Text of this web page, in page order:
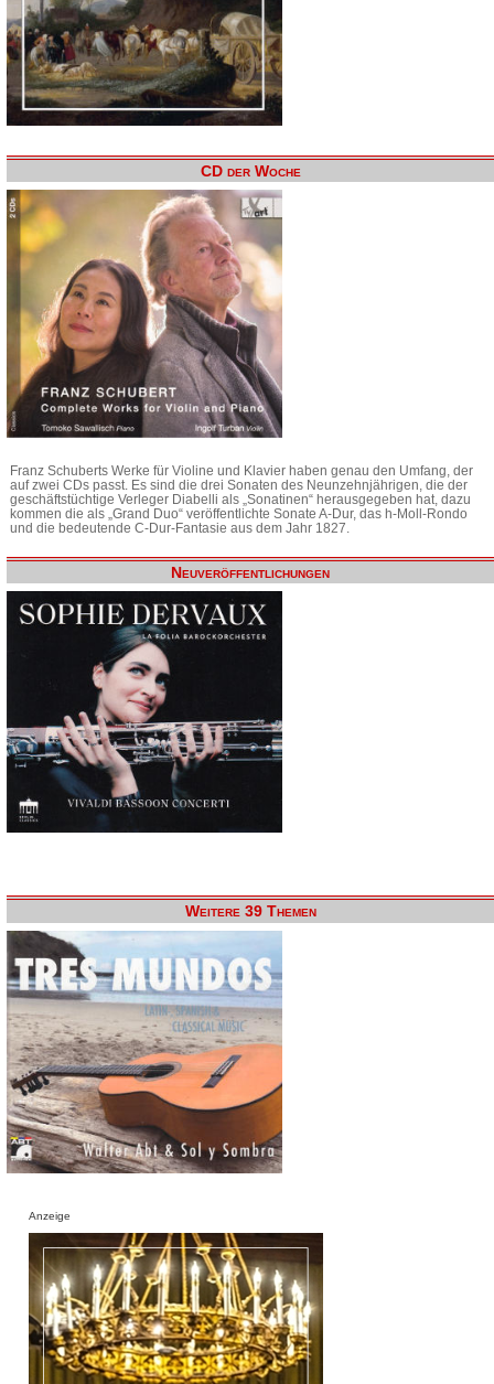
CD der Woche
Franz Schuberts Werke für Violine und Klavier haben genau den Umfang, der
auf zwei CDs passt. Es sind die drei Sonaten des Neunzehnjährigen, die der
geschäftstüchtige Verleger Diabelli als „Sonatinen“ herausgegeben hat, dazu
kommen die als „Grand Duo“ veröffentlichte Sonate A-Dur, das h-Moll-Rondo
und die bedeutende C-Dur-Fantasie aus dem Jahr 1827.
Neuveröffentlichungen
Weitere 39 Themen
Anzeige